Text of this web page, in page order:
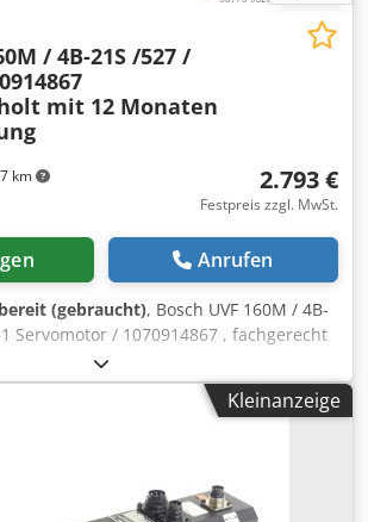
km
/ 4B-21S /527 /
mit 12 Monaten
2.793 €
Festpreis zzgl. MwSt.
Anrufen
(gebraucht), Bosch UVF 160M / 4B-
Servomotor / 1070914867 , fachgerecht
und getestet mit 12 Monaten
funktionsfähig, Lieferumfang gem.
gelten nicht die vereinbarten
bitte separat erfragen!,ACHTUNG:
und Versand bitte separat
Please enquire for charges for
separately! Codpsk Ru Dcefx Apdsrf
Kleinanzeige